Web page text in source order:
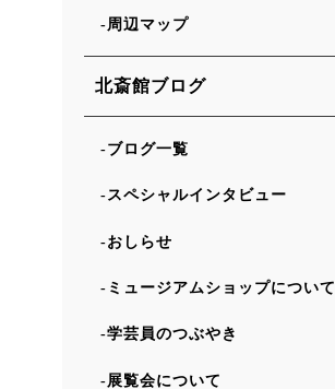
周辺マップ
北斎館ブログ
ブログ一覧
スペシャルインタビュー
おしらせ
ミュージアムショップについて
学芸員のつぶやき
展覧会について